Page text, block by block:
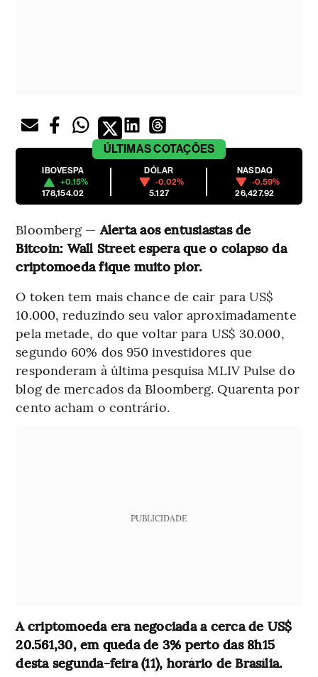
ÚLTIMASCOTAÇÕES
IBOVESPA
+0.15%
178,154.02
DÓLAR
-0.02%
5.127
NASDAQ
-0.59%
26,427.92
Bloomberg —Alerta aos entusiastas de
Bitcoin: Wall Street espera que o colapso da
criptomoeda fique muito pior.
O token tem mais chance de cair para US$
10.000, reduzindo seu valor aproximadamente
pela metade, do que voltar para US$ 30.000,
segundo 60% dos 950 investidores que
responderam à última pesquisa MLIV Pulse do
blog de mercados da Bloomberg. Quarenta por
cento acham o contrário.
PUBLICIDADE
A criptomoeda era negociada a cerca de US$
20.561,30, em queda de 3% perto das 8h15
desta segunda-feira (11), horário de Brasília.